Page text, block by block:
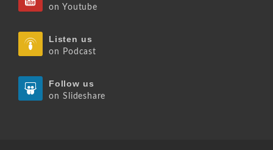
on Youtube
Listen us
on Podcast
Follow us
on Slideshare